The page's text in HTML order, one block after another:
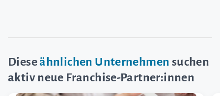
Dieseähnlichen Unternehmen suchen
aktiv neue Franchise-Partner:innen